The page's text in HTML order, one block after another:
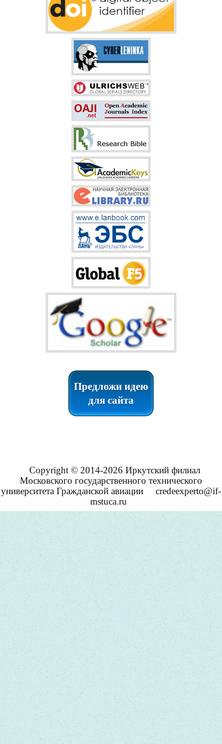
Предложи идею
для сайта
Copyright © 2014-2026 Иркутский филиал
Московского государственного технического
университета Гражданской авиации
credeexperto@if-
mstuca.ru